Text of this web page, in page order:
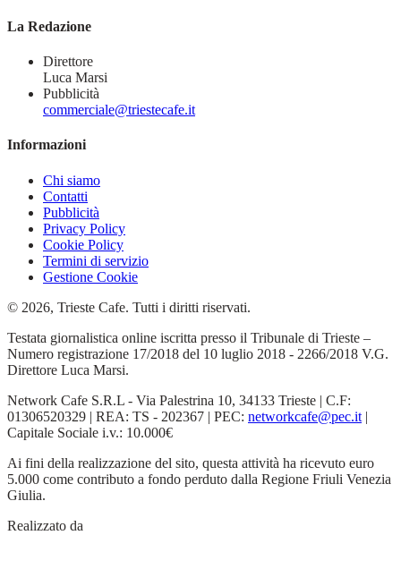
La Redazione
Direttore
Luca Marsi
Pubblicità
commerciale@triestecafe.it
Informazioni
Chi siamo
Contatti
Pubblicità
Privacy Policy
Cookie Policy
Termini di servizio
Gestione Cookie
© 2026, Trieste Cafe. Tutti i diritti riservati.
Testata giornalistica online iscritta presso il Tribunale di Trieste –
Numero registrazione 17/2018 del 10 luglio 2018 - 2266/2018 V.G.
Direttore Luca Marsi.
Network Cafe S.R.L - Via Palestrina 10, 34133 Trieste | C.F:
01306520329 | REA: TS - 202367 | PEC: networkcafe@pec.it |
Capitale Sociale i.v.: 10.000€
Ai fini della realizzazione del sito, questa attività ha ricevuto euro
5.000 come contributo a fondo perduto dalla Regione Friuli Venezia
Giulia.
Realizzato da